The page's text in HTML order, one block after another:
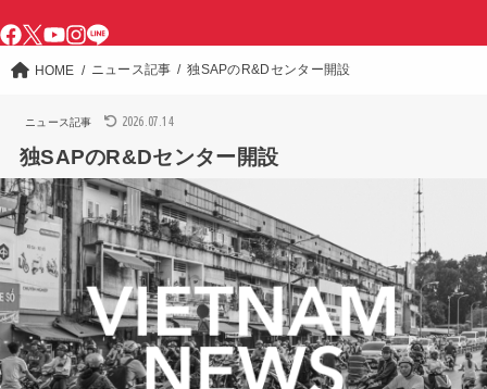
HOME ニュース記事 独SAPのR&Dセンター開設
ニュース記事 2026.07.14
独SAPのR&Dセンター開設